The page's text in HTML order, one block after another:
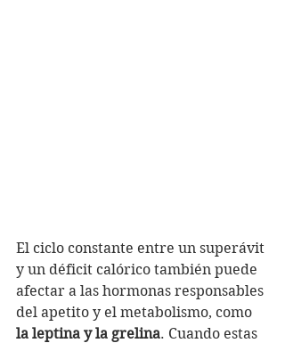
El ciclo constante entre un superávit
y un déficit calórico también puede
afectar a las hormonas responsables
del apetito y el metabolismo, como
la leptina y la grelina. Cuando estas